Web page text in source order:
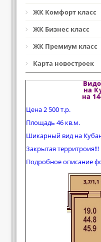
ЖК Комфорт класс
ЖК Бизнес класс
ЖК Премиум класс
Карта новостроек
на
на
Цена 2 500 т.р.
Площадь 46 кв.м.
Шикарный вид на
Закрытая территроия!!!
Подробное описание